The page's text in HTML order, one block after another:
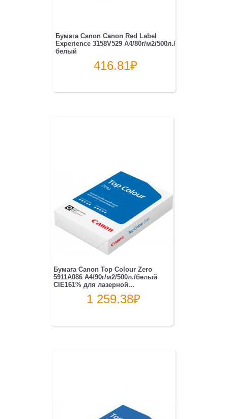
Бумага Canon Canon Red Label
Experience 3158V529 A4/80г/м2/500л./
белый
416.81₽
Бумага Canon Top Colour Zero
5911A086 A4/90г/м2/500л./белый
CIE161% для лазерной...
1 259.38₽